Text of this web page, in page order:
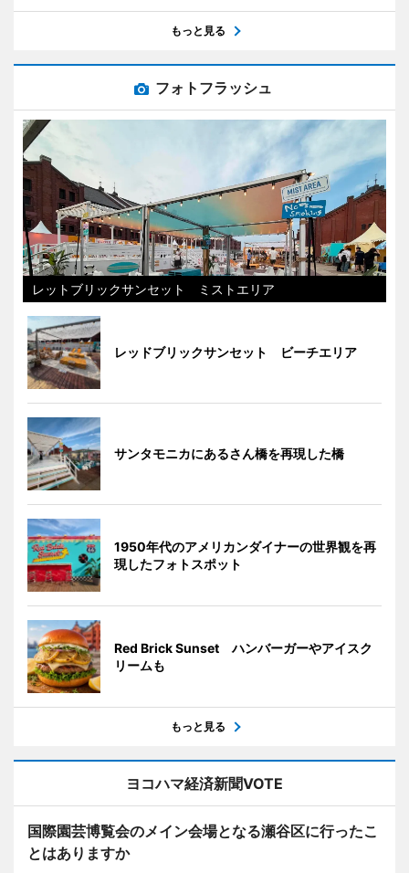
もっと見る
フォトフラッシュ
レットブリックサンセット ミストエリア
レッドブリックサンセット ビーチエリア
サンタモニカにあるさん橋を再現した橋
1950年代のアメリカンダイナーの世界観を再
現したフォトスポット
Red Brick Sunset ハンバーガーやアイスク
リームも
もっと見る
ヨコハマ経済新聞VOTE
国際園芸博覧会のメイン会場となる瀬谷区に行ったこ
とはありますか